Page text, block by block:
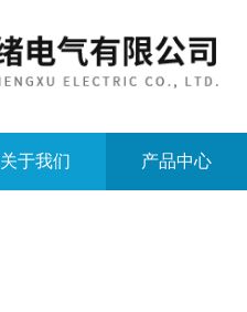
关于我们 产品中心